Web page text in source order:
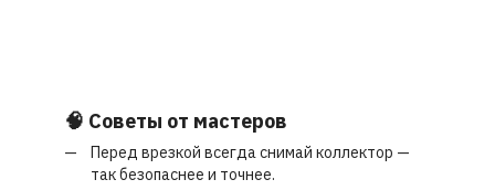
🧠 Советы от мастеров
Перед врезкой всегда снимай коллектор —
так безопаснее и точнее.